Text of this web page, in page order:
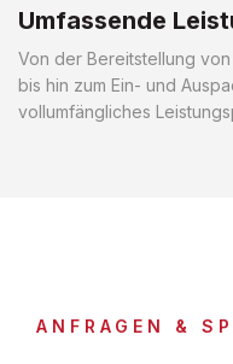
Umfassende
Von der Bereitstellung
bis hin zum Ein- und
vollumfängliches
ANFRAGEN &